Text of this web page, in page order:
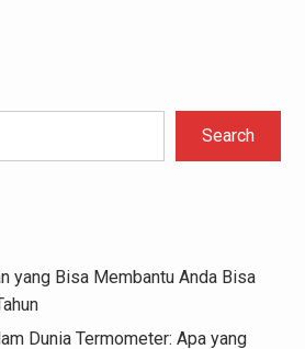
Search
yang Bisa Membantu Anda Bisa
Dunia Termometer: Apa yang